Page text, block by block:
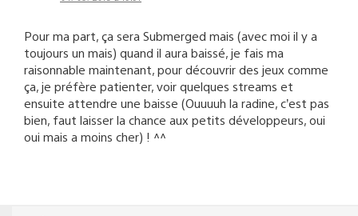
Pour ma part, ça sera Submerged mais (avec moi il y a
toujours un mais) quand il aura baissé, je fais ma
raisonnable maintenant, pour découvrir des jeux comme
ça, je préfère patienter, voir quelques streams et
ensuite attendre une baisse (Ouuuuh la radine, c’est pas
bien, faut laisser la chance aux petits développeurs, oui
oui mais a moins cher) ! ^^